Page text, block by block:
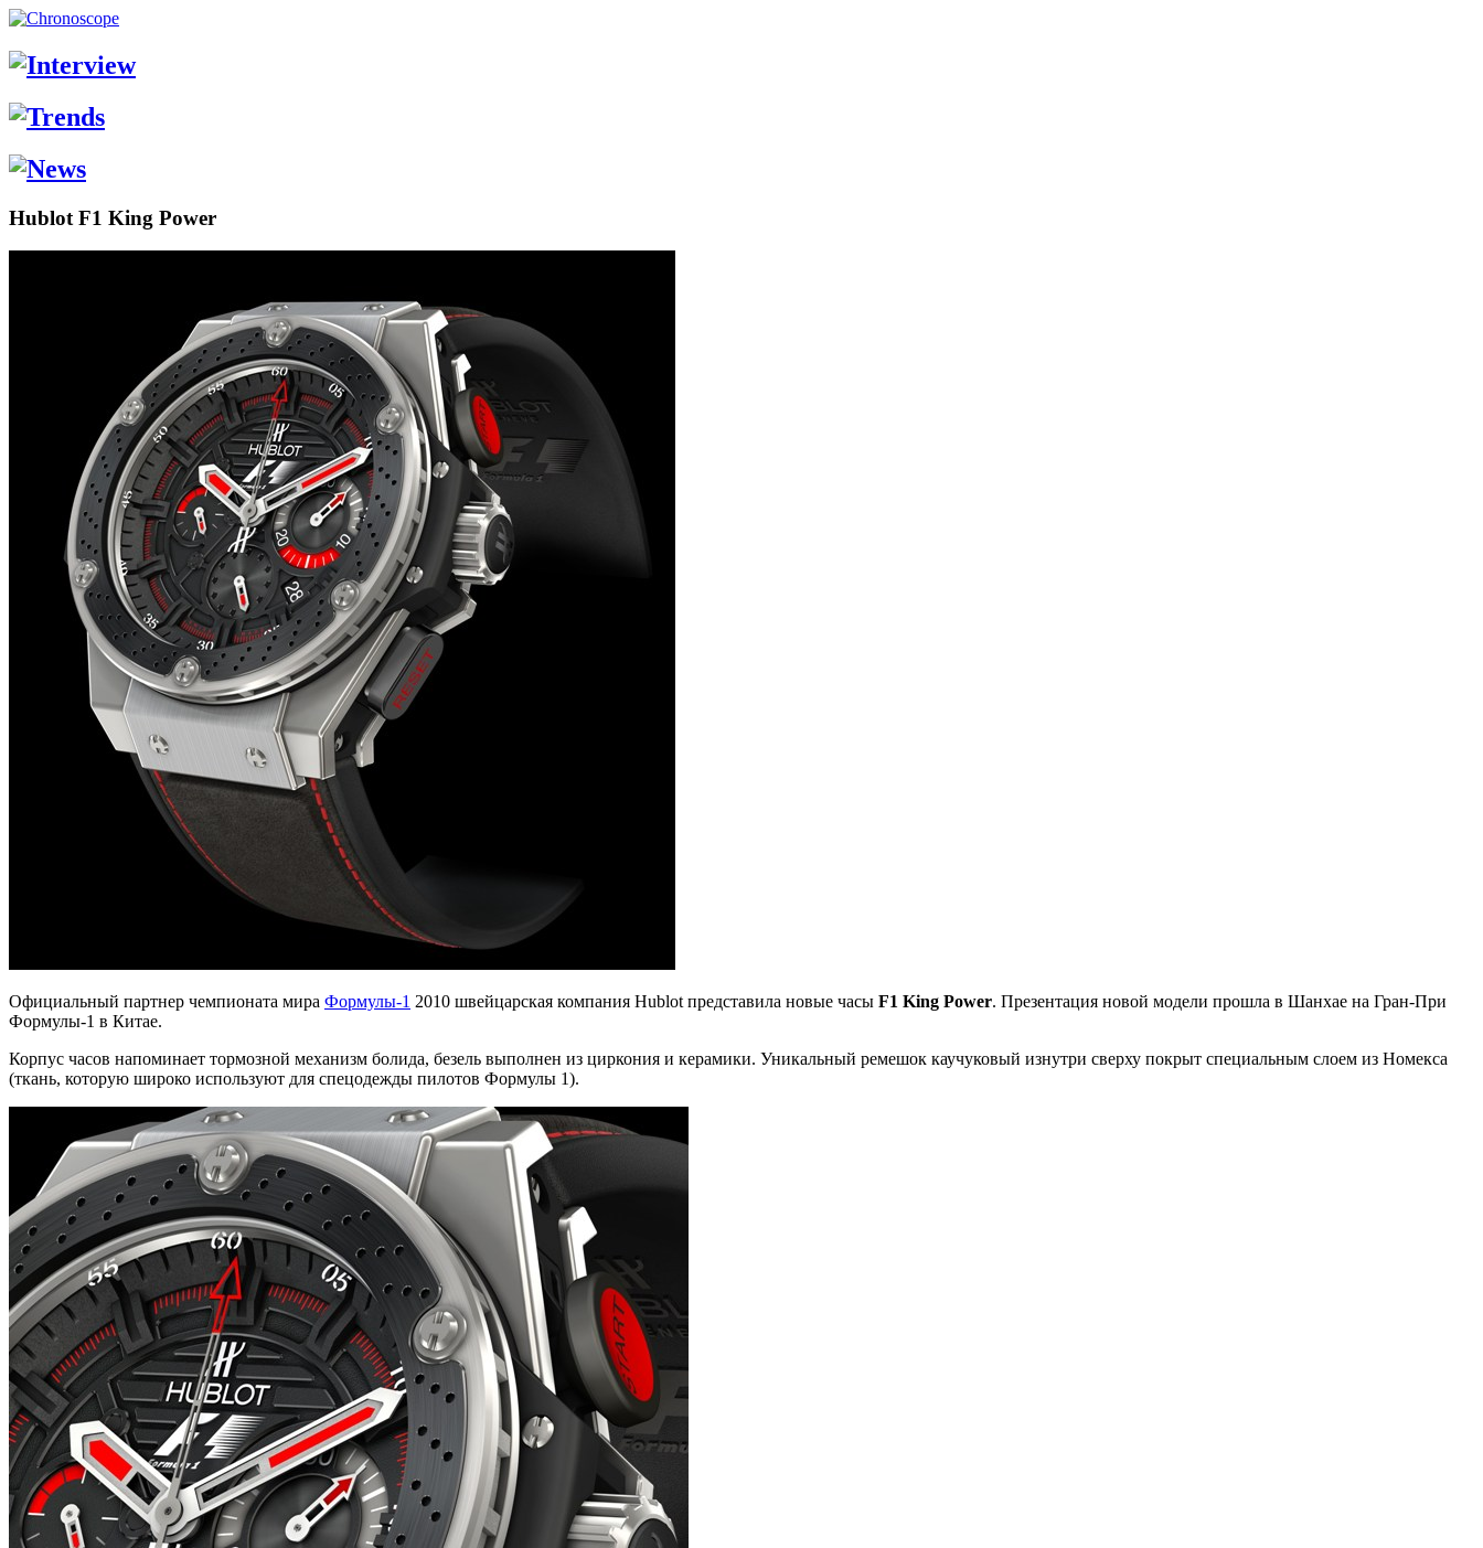
Hublot F1 King Power
Официальный партнер чемпионата мира Формулы-1 2010 швейцарская компания Hublot представила новые часы F1 King Power. Презентация новой модели прошла в Шанхае на Гран-При
Формулы-1 в Китае.
Корпус часов напоминает тормозной механизм болида, безель выполнен из циркония и керамики. Уникальный ремешок каучуковый изнутри сверху покрыт специальным слоем из Номекса
(ткань, которую широко используют для спецодежды пилотов Формулы 1).